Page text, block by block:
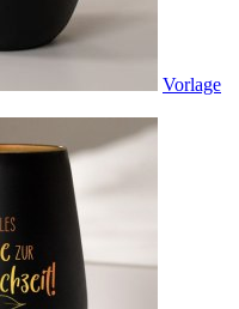
Vorlage